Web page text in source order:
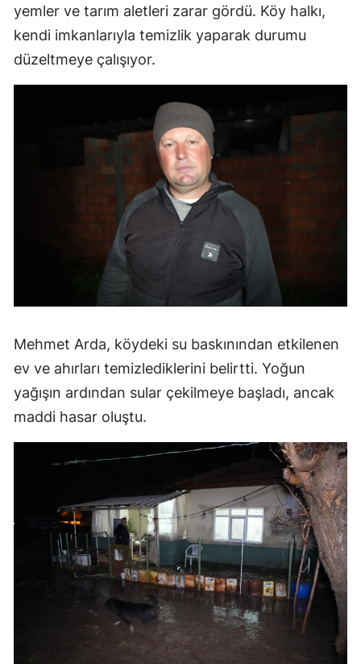
yemler ve tarım aletleri zarar gördü. Köy halkı,
kendi imkanlarıyla temizlik yaparak durumu
düzeltmeye çalışıyor.
Mehmet Arda, köydeki su baskınından etkilenen
ev ve ahırları temizlediklerini belirtti. Yoğun
yağışın ardından sular çekilmeye başladı, ancak
maddi hasar oluştu.